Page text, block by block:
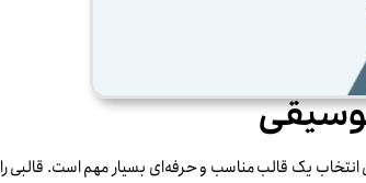
یک قالب مناسب و حرفه‌ای بسیار مهم است. قالبی را